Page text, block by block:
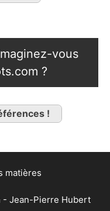
vous
?
!
matières
- Jean-Pierre Hubert